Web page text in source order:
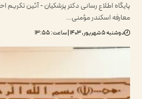
اطلاع رسانی دکتر پزشکیان - آئین تکریم احمد
اسکندر مؤمنی…